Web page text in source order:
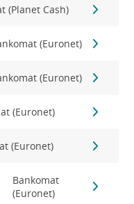
(Planet Cash)
(Euronet)
(Euronet)
(Euronet)
(Euronet)
Bankomat
(Euronet)